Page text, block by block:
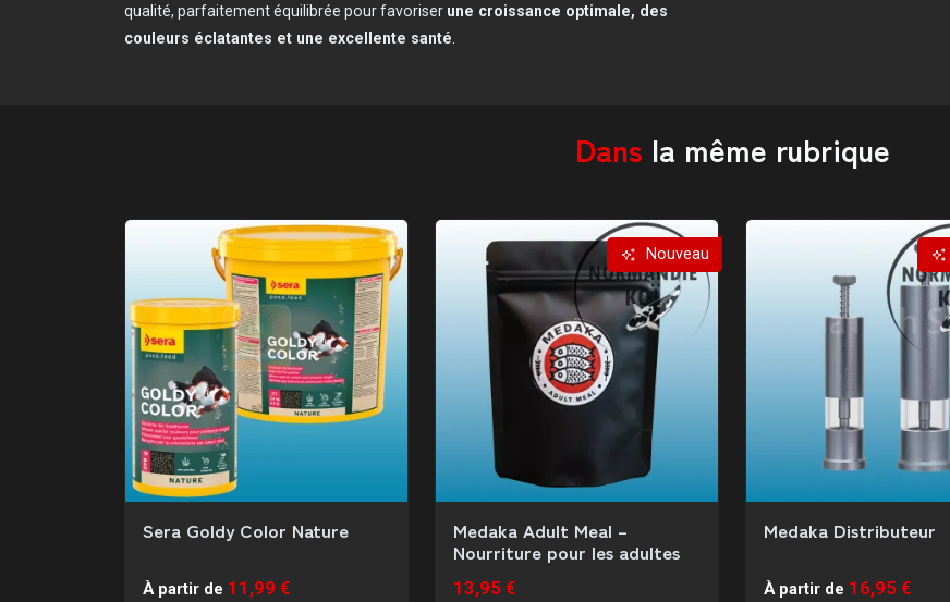
qualité, parfaitement équilibrée pour favoriser une croissance optimale, des
couleurs éclatantes et une excellente santé
Dans la même rubrique
Sera Goldy Color Nature
À partir de 11,99 €
Nouveau
Medaka Adult Meal –
Nourriture pour les adultes
13,95 €
Medaka Distributeur
À partir de 16,95 €